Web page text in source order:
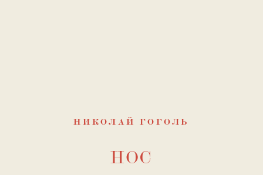
НИКОЛАЙ ГОГОЛЬ
НОС